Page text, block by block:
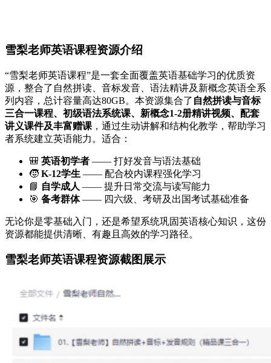
雪梨老师英语课程资源介绍
“雪梨老师英语课程”是一套全面覆盖英语基础学习的优质资
源，整合了自然拼读、音标发音、语法精讲及新概念英语全系
列内容，总计容量高达80GB。本资源集合了 自然拼读与音标
三合一课程、初级语法系统课、新概念1-2册精讲视频、配套
讲义课件及丰富赠课 ，通过生动讲解和结构化教学，帮助学习
者系统建立英语能力。适合：
🎒 英语初学者 —— 打好发音与语法基础
🧒 K-12学生 —— 配合校内课程强化学习
📘 自学成人 —— 提升日常交流与读写能力
🎯 备考群体—— 四六级、考研及出国考试基础准备
无论你是零基础入门，还是希望系统巩固英语核心知识，这份
资源都能提供清晰、有趣且高效的学习路径。
雪梨老师英语课程资源截图展示